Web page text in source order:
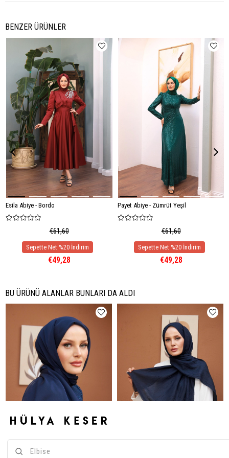
BENZER ÜRÜNLER
Esila Abiye - Bordo
€61,60
€49,28
Payet Abiye - Zümrüt Yeşil
€61,60
€49,28
BU ÜRÜNÜ ALANLAR BUNLARI DA ALDI